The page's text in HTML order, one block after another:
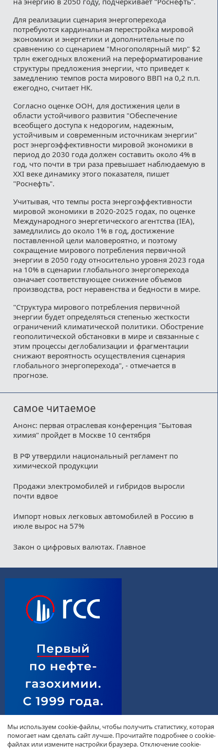
Для реализации сценария энергоперехода
потребуются кардинальная перестройка мировой
экономики и энергетики и дополнительные по
сравнению со сценарием "Многополярный мир" $2
трлн ежегодных вложений на переформатирование
структуры предложения энергии, что приведет к
замедлению темпов роста мирового ВВП на 0,2 п.п.
ежегодно, считает НК.
Согласно оценке ООН, для достижения цели в
области устойчивого развития "Обеспечение
всеобщего доступа к недорогим, надежным,
устойчивым и современным источникам энергии"
рост энергоэффективности мировой экономики в
период до 2030 года должен составить около 4% в
год, что почти в три раза превышает наблюдаемую в
XXI веке динамику этого показателя, пишет
"Роснефть".
Учитывая, что темпы роста энергоэффективности
мировой экономики в 2020-2025 годах, по оценке
Международного энергетического агентства (IEA),
замедлились до около 1% в год, достижение
поставленной цели маловероятно, и поэтому
сокращение мирового потребления первичной
энергии в 2050 году относительно уровня 2023 года
на 10% в сценарии глобального энергоперехода
означает соответствующее снижение объемов
производства, рост неравенства и бедности в мире.
"Структура мирового потребления первичной
энергии будет определяться степенью жесткости
ограничений климатической политики. Обострение
геополитической обстановки в мире и связанные с
этим процессы деглобализации и фрагментации
снижают вероятность осуществления сценария
глобального энергоперехода", - отмечается в
прогнозе.
самое читаемое
Анонс: первая отраслевая конференция "Бытовая
химия" пройдет в Москве 10 сентября
В РФ утвердили национальный регламент по
химической продукции
Продажи электромобилей и гибридов выросли
почти вдвое
Импорт новых легковых автомобилей в Россию в
июле вырос на 57%
Закон о цифровых валютах. Главное
Мы используем cookie-файлы, чтобы получить статистику, которая
помогает нам сделать сайт лучше. Прочитайте подробнее о cookie-
файлах или измените настройки браузера. Отключение cookie-